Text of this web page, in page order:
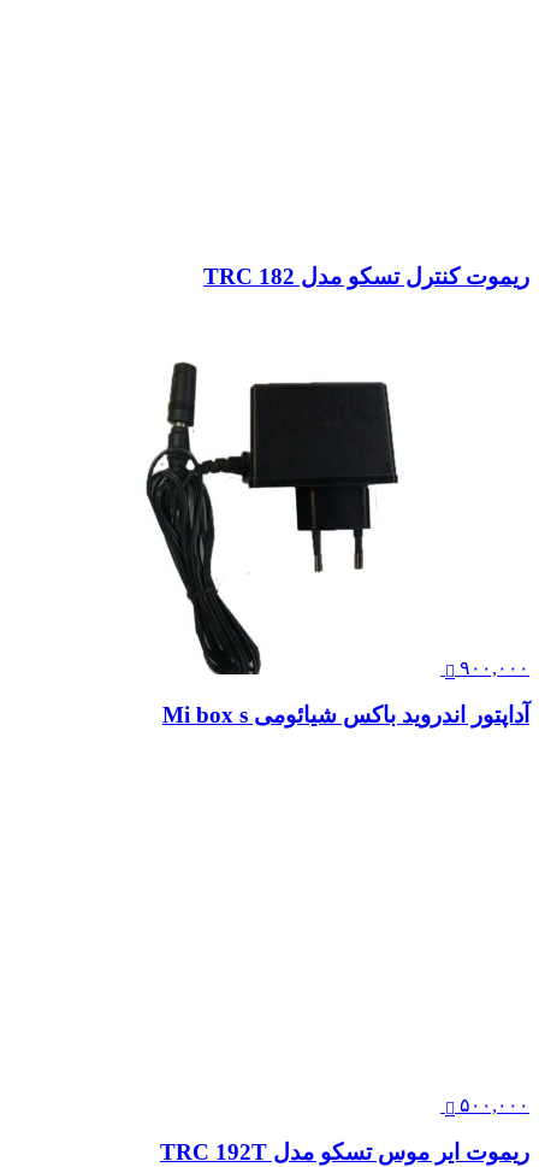
ریموت کنترل تسکو مدل TRC 182
۹۰۰,۰۰۰
آداپتور اندروید باکس شیائومی Mi box s
۵۰۰,۰۰۰
ریموت ایر موس تسکو مدل TRC 192T